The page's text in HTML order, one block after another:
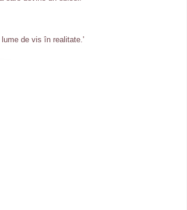
de vis în realitate.'